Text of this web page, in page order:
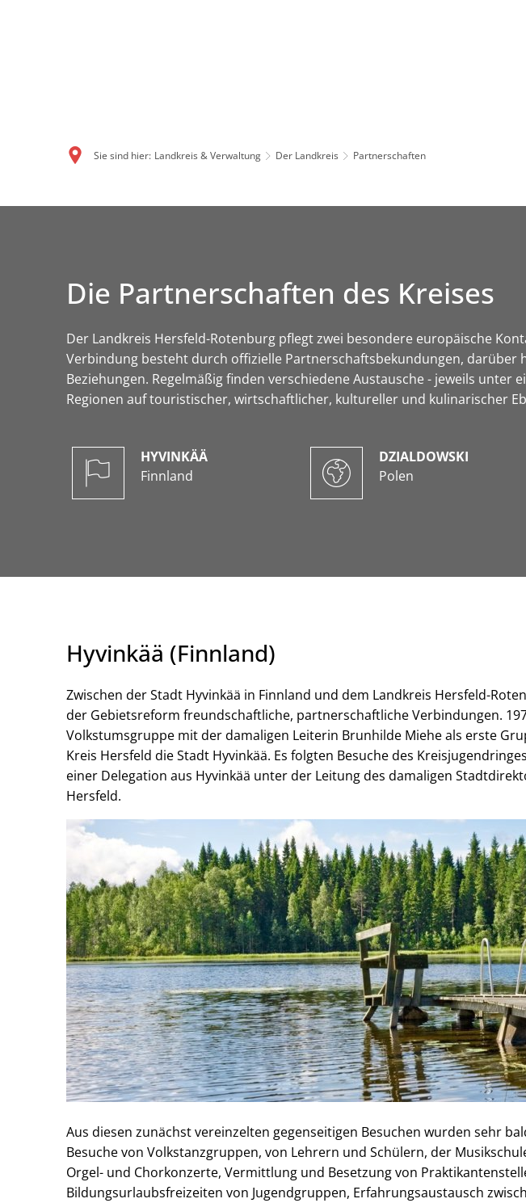
Sie sind hier: Landkreis & Verwaltung Der Landkreis Partnerschaften
Die Partnerschaften des Kreises
Der Landkreis Hersfeld-Rotenburg pflegt zwei besondere europäische
Verbindung besteht durch offizielle Partnerschaftsbekundungen,
Beziehungen. Regelmäßig finden verschiedene Austausche - jeweils
Regionen auf touristischer, wirtschaftlicher, kultureller und kulinarischer
HYVINKÄÄ
Finnland
DZIALDOWSKI
Polen
Hyvinkää (Finnland)
Zwischen der Stadt Hyvinkää in Finnland und dem Landkreis Hersfeld-
der Gebietsreform freundschaftliche, partnerschaftliche Verbindungen.
Volkstumsgruppe mit der damaligen Leiterin Brunhilde Miehe als erste
Kreis Hersfeld die Stadt Hyvinkää. Es folgten Besuche des
einer Delegation aus Hyvinkää unter der Leitung des damaligen
Hersfeld.
Aus diesen zunächst vereinzelten gegenseitigen Besuchen wurden sehr
Besuche von Volkstanzgruppen, von Lehrern und Schülern, der
Orgel- und Chorkonzerte, Vermittlung und Besetzung von
Bildungsurlaubsfreizeiten von Jugendgruppen, Erfahrungsaustausch